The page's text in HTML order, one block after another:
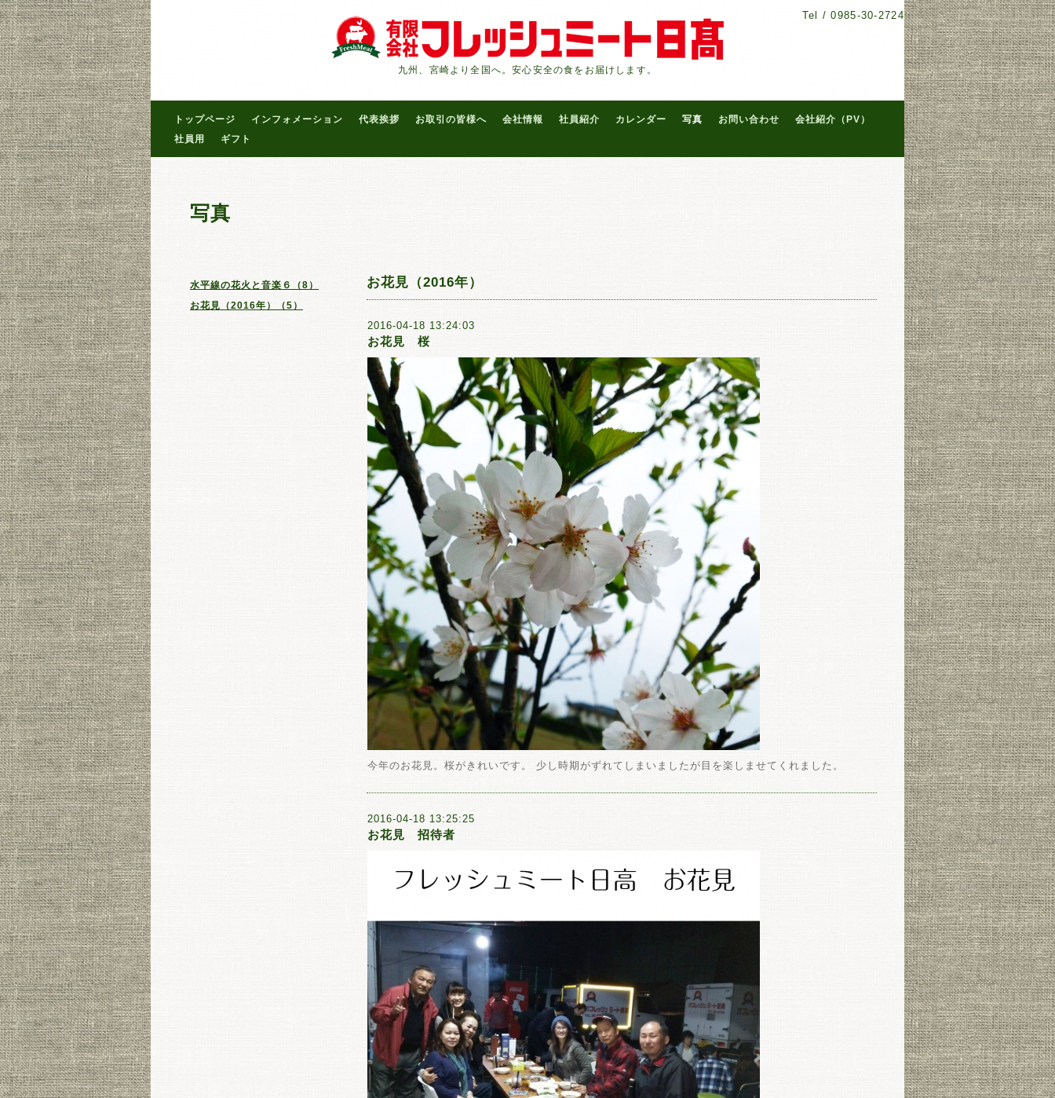
Tel /0985-30-2724
九州、宮崎より全国へ。安心安全の食をお届けします。
トップページ インフォメーション 代表挨拶 お取引の皆様へ 会社情報 社員紹介 カレンダー 写真 お問い合わせ
会社紹介（PV）
社員用
ギフト
水平線の花火と音楽６（8）
お花見（2016年）（5）
写真
お花見（2016年）
2016-04-18 13:24:03
お花見 桜
今年のお花見。桜がきれいです。 少し時期がずれてしまいましたが目を楽しませてくれました。
2016-04-18 13:25:25
お花見 招待者